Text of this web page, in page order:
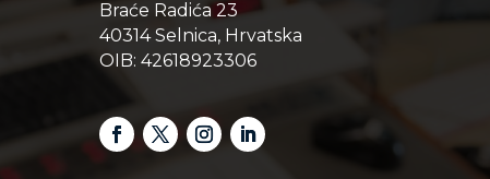
Braće Radića 23
40314 Selnica, Hrvatska
OIB: 42618923306